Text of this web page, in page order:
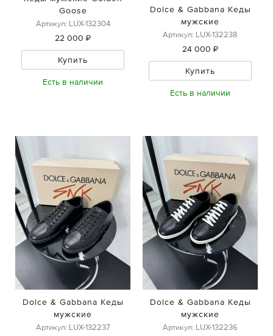
Goose
Артикул: LUX-132304
22 000 ₽
Купить
Есть в наличии
Dolce & Gabbana Кеды
мужские
Артикул: LUX-132238
24 000 ₽
Купить
Есть в наличии
Dolce & Gabbana Кеды
мужские
Артикул: LUX-132237
Dolce & Gabbana Кеды
мужские
Артикул: LUX-132236